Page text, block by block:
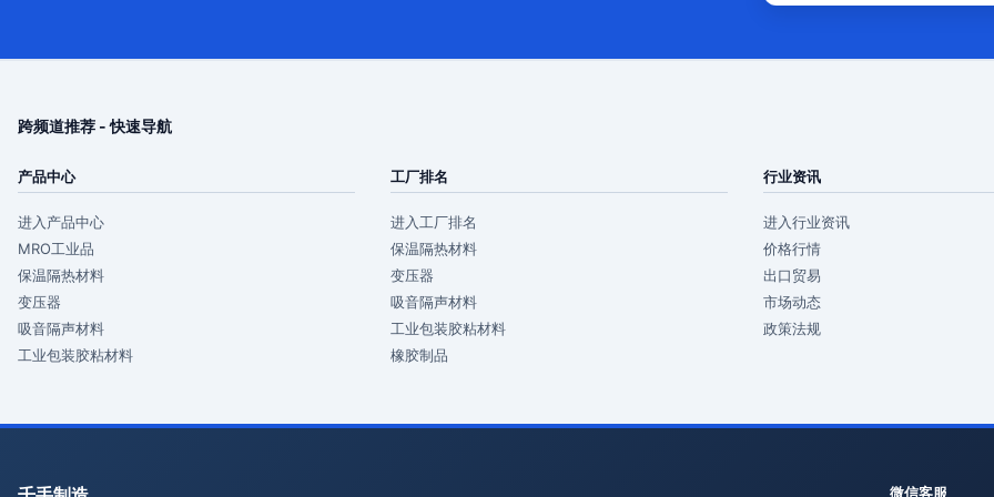
跨频道推荐 - 快速导航
产品中心
进入产品中心
MRO工业品
保温隔热材料
变压器
吸音隔声材料
工业包装胶粘材料
工厂排名
进入工厂排名
保温隔热材料
变压器
吸音隔声材料
工业包装胶粘材料
橡胶制品
行业资讯
进入行业资讯
价格行情
出口贸易
市场动态
政策法规
微信客服